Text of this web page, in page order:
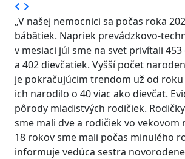
„V našej nemocnici sa počas roka
bábätiek. Napriek prevádzkovo-
v mesiaci júl sme na svet privítali
a 402 dievčatiek. Vyšší počet
je pokračujúcim trendom už od roku
ich narodilo o 40 viac ako dievčat.
pôrody mladistvých rodičiek.
sme mali dve a rodičiek vo vekovom
18 rokov sme mali počas minulého
informuje vedúca sestra